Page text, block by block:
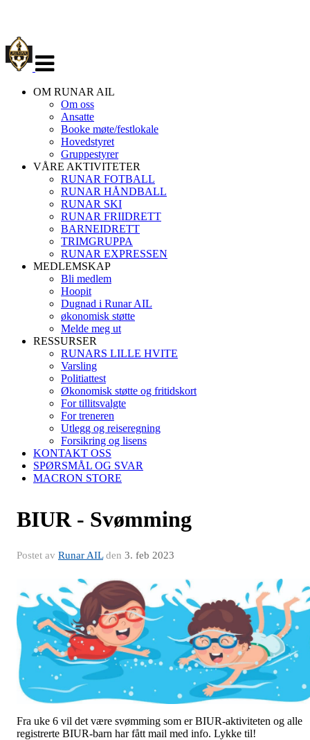
navigasjon
OM RUNAR AIL
Om oss
Ansatte
Booke møte/festlokale
Hovedstyret
Gruppestyrer
VÅRE AKTIVITETER
RUNAR FOTBALL
RUNAR HÅNDBALL
RUNAR SKI
RUNAR FRIIDRETT
BARNEIDRETT
TRIMGRUPPA
RUNAR EXPRESSEN
MEDLEMSKAP
Bli medlem
Hoopit
Dugnad i Runar AIL
økonomisk støtte
Melde meg ut
RESSURSER
RUNARS LILLE HVITE
Varsling
Politiattest
Økonomisk støtte og fritidskort
For tillitsvalgte
For treneren
Utlegg og reiseregning
Forsikring og lisens
KONTAKT OSS
SPØRSMÅL OG SVAR
MACRON STORE
BIUR - Svømming
Postet av Runar AILden 3. feb 2023
Fra uke 6 vil det være svømming som er BIUR-aktiviteten og alle
registrerte BIUR-barn har fått mail med info. Lykke til!